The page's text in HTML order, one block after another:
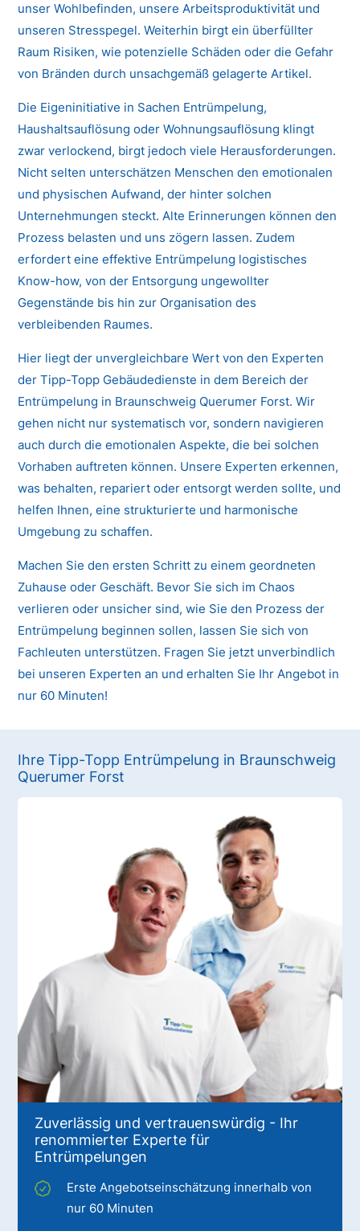
unser Wohlbefinden, unsere Arbeitsproduktivität und
unseren Stresspegel. Weiterhin birgt ein überfüllter
Raum Risiken, wie potenzielle Schäden oder die Gefahr
von Bränden durch unsachgemäß gelagerte Artikel.
Die Eigeninitiative in Sachen Entrümpelung,
Haushaltsauflösung oder Wohnungsauflösung klingt
zwar verlockend, birgt jedoch viele Herausforderungen.
Nicht selten unterschätzen Menschen den emotionalen
und physischen Aufwand, der hinter solchen
Unternehmungen steckt. Alte Erinnerungen können den
Prozess belasten und uns zögern lassen. Zudem
erfordert eine effektive Entrümpelung logistisches
Know-how, von der Entsorgung ungewollter
Gegenstände bis hin zur Organisation des
verbleibenden Raumes.
Hier liegt der unvergleichbare Wert von den Experten
der Tipp-Topp Gebäudedienste in dem Bereich der
Entrümpelung in Braunschweig Querumer Forst. Wir
gehen nicht nur systematisch vor, sondern navigieren
auch durch die emotionalen Aspekte, die bei solchen
Vorhaben auftreten können. Unsere Experten erkennen,
was behalten, repariert oder entsorgt werden sollte, und
helfen Ihnen, eine strukturierte und harmonische
Umgebung zu schaffen.
Machen Sie den ersten Schritt zu einem geordneten
Zuhause oder Geschäft. Bevor Sie sich im Chaos
verlieren oder unsicher sind, wie Sie den Prozess der
Entrümpelung beginnen sollen, lassen Sie sich von
Fachleuten unterstützen. Fragen Sie jetzt unverbindlich
bei unseren Experten an und erhalten Sie Ihr Angebot in
nur 60 Minuten!
Ihre Tipp-Topp Entrümpelung in Braunschweig
Querumer Forst
Zuverlässig und vertrauenswürdig - Ihr
renommierter Experte für
Entrümpelungen
Erste Angebotseinschätzung innerhalb von
nur 60 Minuten